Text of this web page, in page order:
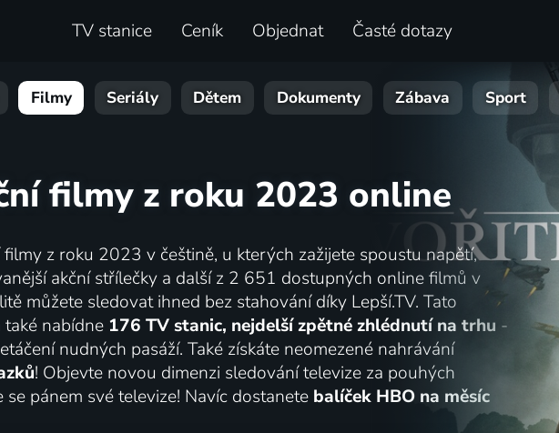
TV stanice Ceník Objednat Časté dotazy
Filmy Seriály Dětem Dokumenty Zábava Sport
filmy z roku 2023 online
z roku 2023 v češtině, u kterých zažijete spoustu napětí,
akční střílečky a další z 2 651 dostupných online filmů v
můžete sledovat ihned bez stahování díky Lepší.TV. Tato
nabídne 176 TV stanic, nejdelší zpětné zhlédnutí na trhu -
nudných pasáží. Také získáte neomezené nahrávání
! Objevte novou dimenzi sledování televize za pouhých
pánem své televize! Navíc dostanete balíček HBO na měsíc